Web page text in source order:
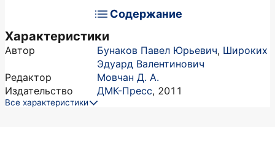
Содержание
Характеристики
Автор Бунаков Павел Юрьевич, Широких
Эдуард Валентинович
Редактор
Мовчан Д. А.
Издательство
ДМК-Пресс, 2011
Все характеристики